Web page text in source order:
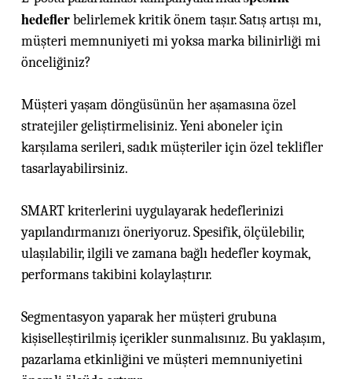
hedeflerbelirlemek kritik önem taşır. Satış artışı mı,
müşteri memnuniyeti mi yoksa marka bilinirliği mi
önceliğiniz?
Müşteri yaşam döngüsünün her aşamasına özel
stratejiler geliştirmelisiniz. Yeni aboneler için
karşılama serileri, sadık müşteriler için özel teklifler
tasarlayabilirsiniz.
SMART kriterlerini uygulayarak hedeflerinizi
yapılandırmanızı öneriyoruz. Spesifik, ölçülebilir,
ulaşılabilir, ilgili ve zamana bağlı hedefler koymak,
performans takibini kolaylaştırır.
Segmentasyon yaparak her müşteri grubuna
kişiselleştirilmiş içerikler sunmalısınız. Bu yaklaşım,
pazarlama etkinliğini ve müşteri memnuniyetini